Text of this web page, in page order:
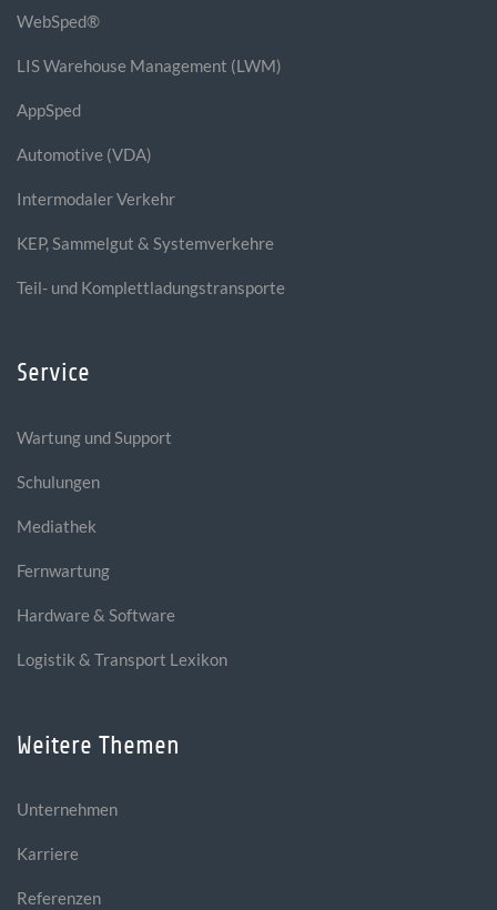
WebSped®
LIS Warehouse Management (LWM)
AppSped
Automotive (VDA)
Intermodaler Verkehr
KEP, Sammelgut & Systemverkehre
Teil- und Komplettladungstransporte
Service
Wartung und Support
Schulungen
Mediathek
Fernwartung
Hardware & Software
Logistik & Transport Lexikon
Weitere Themen
Unternehmen
Karriere
Referenzen